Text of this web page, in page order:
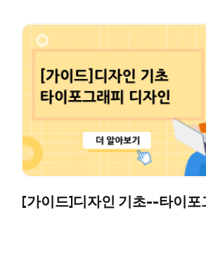
[가이드]디자인 기초--타이포